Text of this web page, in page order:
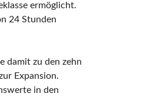
ermöglicht.
24 Stunden
damit zu den zehn
Expansion.
in den